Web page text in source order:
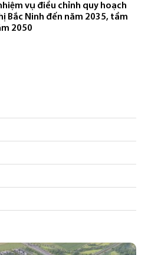
vụ điều chỉnh quy hoạch
Bắc Ninh đến năm 2035, tầm
2050